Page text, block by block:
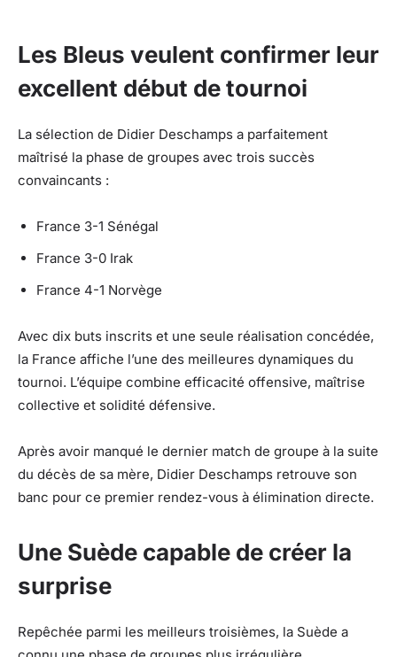
Les Bleus veulent confirmer leur
excellent début de tournoi
La sélection de Didier Deschamps a parfaitement
maîtrisé la phase de groupes avec trois succès
convaincants :
France 3-1 Sénégal
France 3-0 Irak
France 4-1 Norvège
Avec dix buts inscrits et une seule réalisation concédée,
la France affiche l’une des meilleures dynamiques du
tournoi. L’équipe combine efficacité offensive, maîtrise
collective et solidité défensive.
Après avoir manqué le dernier match de groupe à la suite
du décès de sa mère, Didier Deschamps retrouve son
banc pour ce premier rendez-vous à élimination directe.
Une Suède capable de créer la
surprise
Repêchée parmi les meilleurs troisièmes, la Suède a